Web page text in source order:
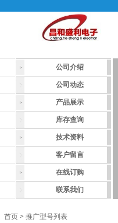
公司介绍
公司动态
产品展示
库存查询
技术资料
客户留言
在线订购
联系我们
首页 > 推广型号列表